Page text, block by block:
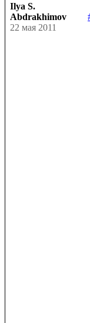
Ilya S.
Abdrakhimov
22 мая 2011